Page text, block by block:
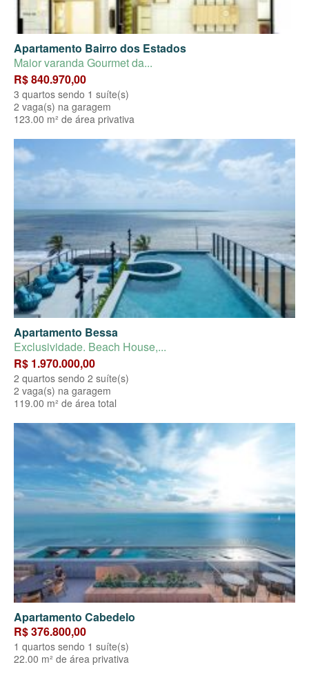
Apartamento Bairro dos Estados
Maior varanda Gourmet da...
R$ 840.970,00
3 quartos sendo 1 suíte(s)
2 vaga(s) na garagem
123.00 m² de área privativa
Apartamento Bessa
Exclusividade. Beach House,...
R$ 1.970.000,00
2 quartos sendo 2 suíte(s)
2 vaga(s) na garagem
119.00 m² de área total
Apartamento Cabedelo
R$ 376.800,00
1 quartos sendo 1 suíte(s)
22.00 m² de área privativa